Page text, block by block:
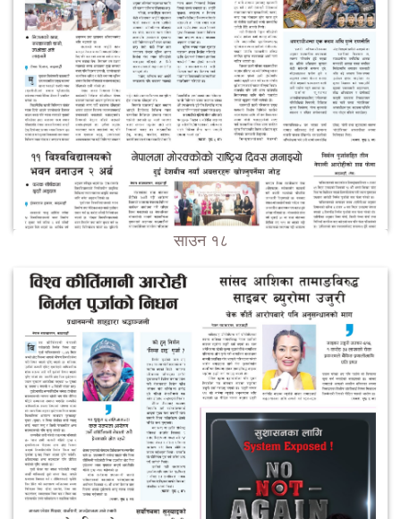
साउन १८